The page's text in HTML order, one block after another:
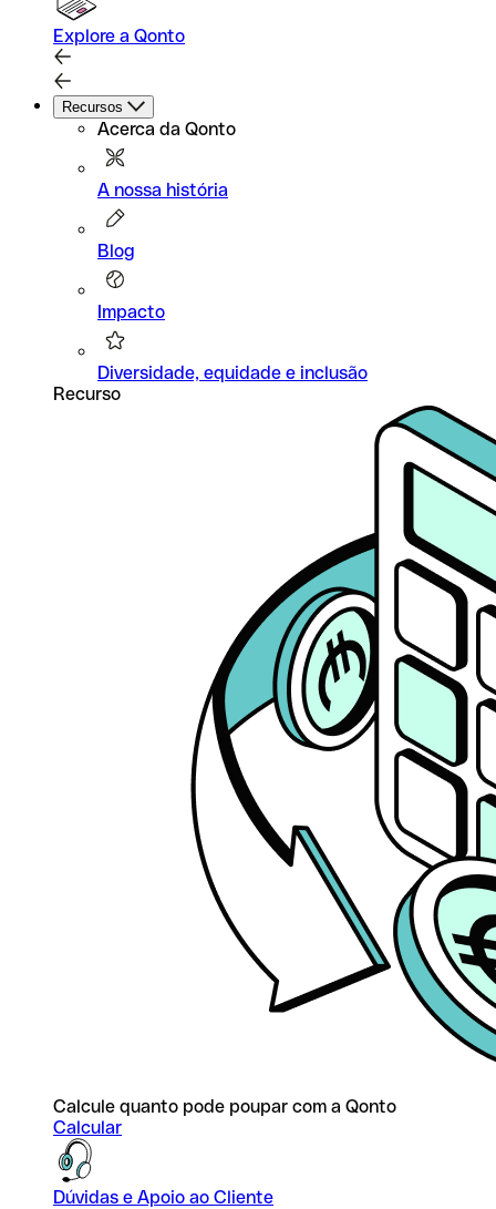
Explore a Qonto
Recursos
Acerca da Qonto
A nossa história
Blog
Impacto
Diversidade, equidade e inclusão
Recurso
Calcule quanto pode poupar com a Qonto
Calcular
Dúvidas e Apoio ao Cliente